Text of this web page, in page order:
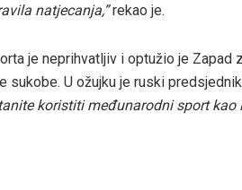
natjecanja,”rekao je.
je neprihvatljiv i optužio je Zapad
sukobe. U ožujku je ruski
koristiti međunarodni sport kao